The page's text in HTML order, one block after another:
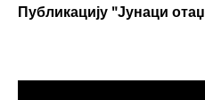
Публикацију "Јунаци